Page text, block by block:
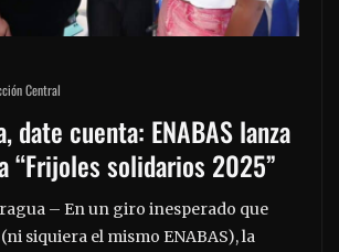
Central
date cuenta: ENABAS lanza
“Frijoles solidarios 2025”
– En un giro inesperado que
siquiera el mismo ENABAS), la